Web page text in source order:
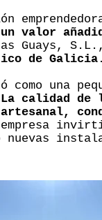
valor
Guays,
de Galicia .
como una
La calidad de
empresa
nuevas